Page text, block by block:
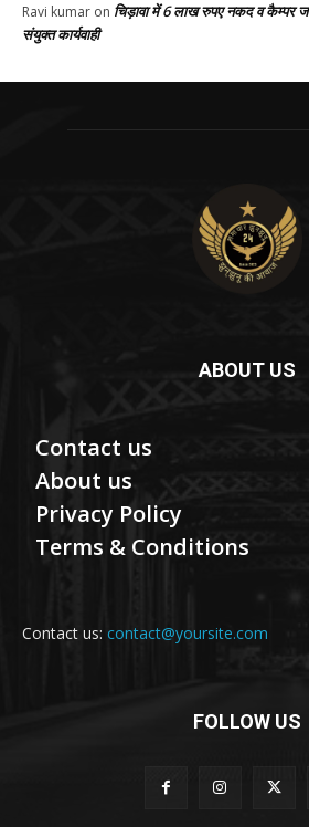
Ravi kumar on चिड़ावा में 6 लाख रुपए नकद व कैम्पर
संयुक्त कार्यवाही
ABOUT US
Contact us
About us
Privacy Policy
Terms & Conditions
Contact us: contact@yoursite.com
FOLLOW US